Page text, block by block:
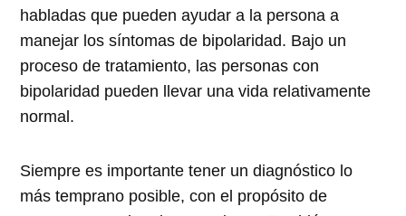
habladas que pueden ayudar a la persona a
manejar los síntomas de bipolaridad. Bajo un
proceso de tratamiento, las personas con
bipolaridad pueden llevar una vida relativamente
normal.
Siempre es importante tener un diagnóstico lo
más temprano posible, con el propósito de